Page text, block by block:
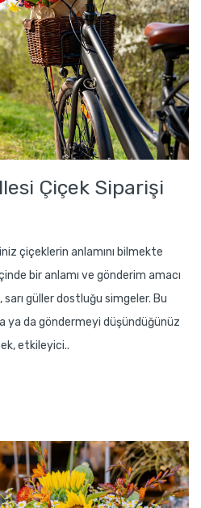
Çiçek Siparişi
çiçeklerin anlamını bilmekte
bir anlamı ve gönderim amacı
sarı güller dostluğu simgeler. Bu
ya da göndermeyi düşündüğünüz
etkileyici..